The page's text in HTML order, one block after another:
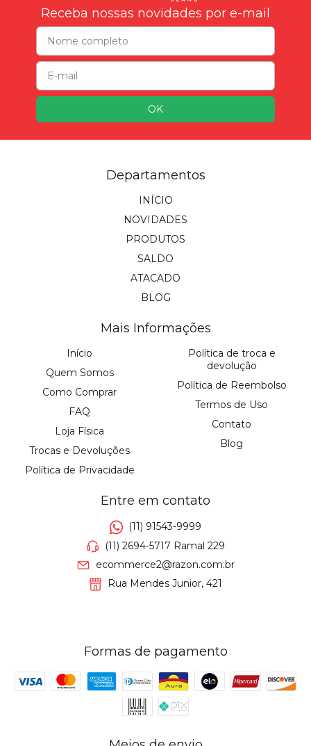
Receba nossas novidades por e-mail
Departamentos
INÍCIO
NOVIDADES
PRODUTOS
SALDO
ATACADO
BLOG
Mais Informações
Início
Quem Somos
Como Comprar
FAQ
Loja Física
Trocas e Devoluções
Política de Privacidade
Política de troca e
devolução
Política de Reembolso
Termos de Uso
Contato
Blog
Entre em contato
(11) 91543-9999
(11) 2694-5717 Ramal 229
ecommerce2@razon.com.br
Rua Mendes Junior, 421
Formas de pagamento